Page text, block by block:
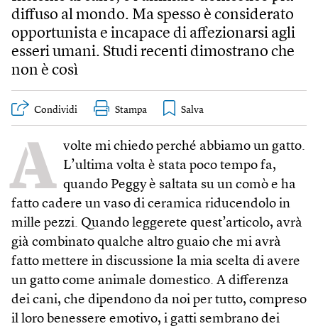
diffuso al mondo. Ma spesso è considerato
opportunista e incapace di affezionarsi agli
esseri umani. Studi recenti dimostrano che
non è così
Condividi Stampa
A volte mi chiedo perché abbiamo un gatto.
L’ultima volta è stata poco tempo fa,
quando Peggy è saltata su un comò e ha
fatto cadere un vaso di ceramica riducendolo in
mille pezzi. Quando leggerete quest’articolo, avrà
già combinato qualche altro guaio che mi avrà
fatto mettere in discussione la mia scelta di avere
un gatto come animale domestico. A differenza
dei cani, che dipendono da noi per tutto, compreso
il loro benessere emotivo, i gatti sembrano dei